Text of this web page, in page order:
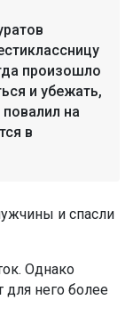
произошло
и убежать,
на
в
и спасли
Однако
для него более